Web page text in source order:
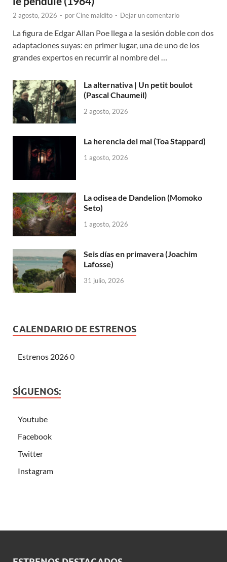
2 agosto, 2026 - porCine maldito - Dejar un comentario
La figura de Edgar Allan Poe llega a la sesión doble con dos
adaptaciones suyas: en primer lugar, una de uno de los
grandes expertos en recurrir al nombre del …
La alternativa | Un petit boulot
(Pascal Chaumeil)
2 agosto, 2026
La herencia del mal (Toa Stappard)
1 agosto, 2026
La odisea de Dandelion (Momoko
Seto)
1 agosto, 2026
Seis días en primavera (Joachim
Lafosse)
31 julio, 2026
CALENDARIO DE ESTRENOS
Estrenos 20260
SÍGUENOS:
Youtube
Facebook
Twitter
Instagram